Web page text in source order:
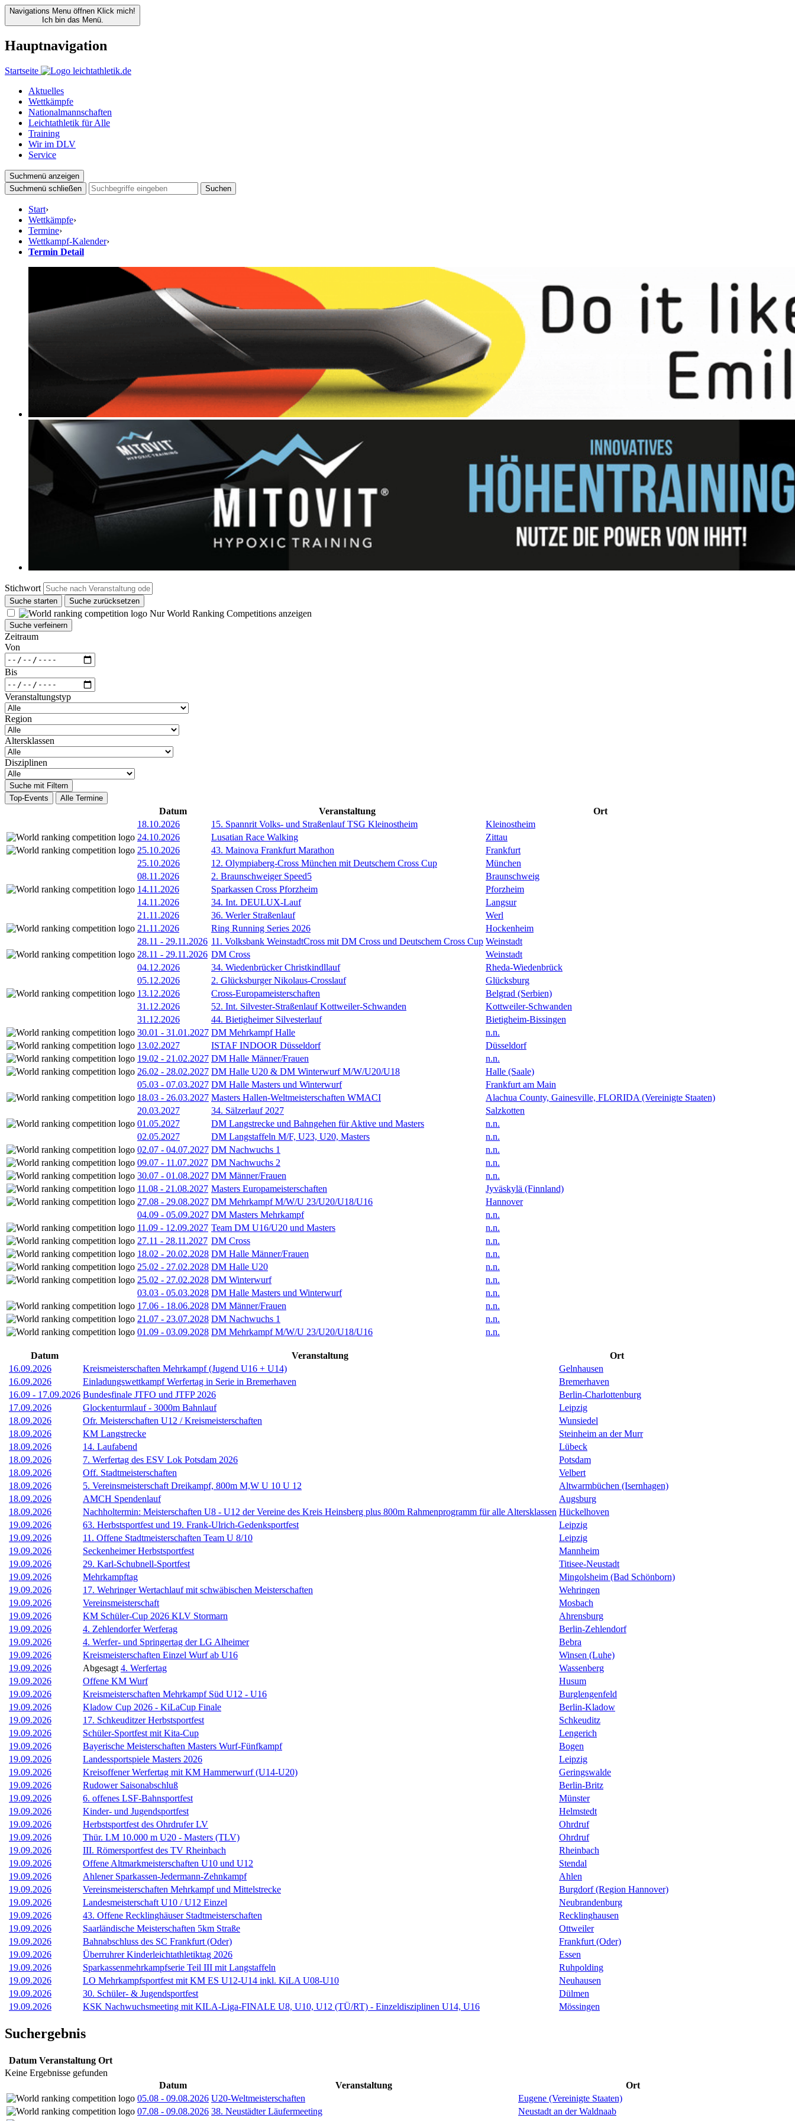
Navigations Menu öffnen Klick mich!
Ich bin das Menü.
Hauptnavigation
Startseite
Aktuelles
Wettkämpfe
Nationalmannschaften
Leichtathletik für Alle
Training
Wir im DLV
Service
Suchmenü anzeigen
Suchmenü schließen
Suchen
Start›
Wettkämpfe›
Termine›
Wettkampf-Kalender›
Termin Detail
Stichwort
Suche starten Suche zurücksetzen
Nur World Ranking Competitions anzeigen
Suche verfeinern
Zeitraum
Von
Bis
Veranstaltungstyp
Region
Altersklassen
Disziplinen
Suche mit Filtern
Top-Events
Alle Termine
Datum Veranstaltung
Ort
18.10.2026
15. Spannrit Volks- und Straßenlauf TSG Kleinostheim
Kleinostheim
24.10.2026
Lusatian Race Walking
Zittau
25.10.2026
43. Mainova Frankfurt Marathon
Frankfurt
25.10.2026
12. Olympiaberg-Cross München mit Deutschem Cross Cup
München
08.11.2026
2. Braunschweiger Speed5
Braunschweig
14.11.2026
Sparkassen Cross Pforzheim
Pforzheim
14.11.2026
34. Int. DEULUX-Lauf
Langsur
21.11.2026
36. Werler Straßenlauf
Werl
21.11.2026
Ring Running Series 2026
Hockenheim
28.11 - 29.11.2026 11. Volksbank WeinstadtCross mit DM Cross und Deutschem Cross Cup Weinstadt
28.11 - 29.11.2026 DM Cross
Weinstadt
04.12.2026
34. Wiedenbrücker Christkindllauf
Rheda-Wiedenbrück
05.12.2026
2. Glücksburger Nikolaus-Crosslauf
Glücksburg
13.12.2026
Cross-Europameisterschaften
Belgrad (Serbien)
31.12.2026
52. Int. Silvester-Straßenlauf Kottweiler-Schwanden
Kottweiler-Schwanden
31.12.2026
44. Bietigheimer Silvesterlauf
Bietigheim-Bissingen
30.01 - 31.01.2027 DM Mehrkampf Halle
n.n.
13.02.2027
ISTAF INDOOR Düsseldorf
Düsseldorf
19.02 - 21.02.2027 DM Halle Männer/Frauen
n.n.
26.02 - 28.02.2027 DM Halle U20 & DM Winterwurf M/W/U20/U18
Halle (Saale)
05.03 - 07.03.2027 DM Halle Masters und Winterwurf
Frankfurt am Main
18.03 - 26.03.2027 Masters Hallen-Weltmeisterschaften WMACI
Alachua County, Gainesville, FLORIDA (Vereinigte Staaten)
20.03.2027
34. Sälzerlauf 2027
Salzkotten
01.05.2027
DM Langstrecke und Bahngehen für Aktive und Masters
n.n.
02.05.2027
DM Langstaffeln M/F, U23, U20, Masters
n.n.
02.07 - 04.07.2027 DM Nachwuchs 1
n.n.
09.07 - 11.07.2027 DM Nachwuchs 2
n.n.
30.07 - 01.08.2027 DM Männer/Frauen
n.n.
11.08 - 21.08.2027 Masters Europameisterschaften
Jyväskylä (Finnland)
27.08 - 29.08.2027 DM Mehrkampf M/W/U 23/U20/U18/U16
Hannover
04.09 - 05.09.2027 DM Masters Mehrkampf
n.n.
11.09 - 12.09.2027 Team DM U16/U20 und Masters
n.n.
27.11 - 28.11.2027 DM Cross
n.n.
18.02 - 20.02.2028 DM Halle Männer/Frauen
n.n.
25.02 - 27.02.2028 DM Halle U20
n.n.
25.02 - 27.02.2028 DM Winterwurf
n.n.
03.03 - 05.03.2028 DM Halle Masters und Winterwurf
n.n.
17.06 - 18.06.2028 DM Männer/Frauen
n.n.
21.07 - 23.07.2028 DM Nachwuchs 1
n.n.
01.09 - 03.09.2028 DM Mehrkampf M/W/U 23/U20/U18/U16 n.n.
Datum Veranstaltung
Ort
16.09.2026
Kreismeisterschaften Mehrkampf (Jugend U16 + U14)
Gelnhausen
16.09.2026
Einladungswettkampf Werfertag in Serie in Bremerhaven
Bremerhaven
16.09 - 17.09.2026 Bundesfinale JTFO und JTFP 2026
Berlin-Charlottenburg
17.09.2026
Glockenturmlauf - 3000m Bahnlauf
Leipzig
18.09.2026
Ofr. Meisterschaften U12 / Kreismeisterschaften
Wunsiedel
18.09.2026
KM Langstrecke
Steinheim an der Murr
18.09.2026
14. Laufabend
Lübeck
18.09.2026
7. Werfertag des ESV Lok Potsdam 2026
Potsdam
18.09.2026
Off. Stadtmeisterschaften
Velbert
18.09.2026
5. Vereinsmeisterschaft Dreikampf, 800m M,W U 10 U 12
Altwarmbüchen (Isernhagen)
18.09.2026
AMCH Spendenlauf
Augsburg
18.09.2026
Nachholtermin: Meisterschaften U8 - U12 der Vereine des Kreis Heinsberg plus 800m Rahmenprogramm für alle Altersklassen Hückelhoven
19.09.2026
63. Herbstsportfest und 19. Frank-Ulrich-Gedenksportfest
Leipzig
19.09.2026
11. Offene Stadtmeisterschaften Team U 8/10
Leipzig
19.09.2026
Seckenheimer Herbstsportfest
Mannheim
19.09.2026
29. Karl-Schubnell-Sportfest
Titisee-Neustadt
19.09.2026
Mehrkampftag
Mingolsheim (Bad Schönborn)
19.09.2026
17. Wehringer Wertachlauf mit schwäbischen Meisterschaften
Wehringen
19.09.2026
Vereinsmeisterschaft
Mosbach
19.09.2026
KM Schüler-Cup 2026 KLV Stormarn
Ahrensburg
19.09.2026
4. Zehlendorfer Werferag
Berlin-Zehlendorf
19.09.2026
4. Werfer- und Springertag der LG Alheimer
Bebra
19.09.2026
Kreismeisterschaften Einzel Wurf ab U16
Winsen (Luhe)
19.09.2026
Abgesagt 4. Werfertag
Wassenberg
19.09.2026
Offene KM Wurf
Husum
19.09.2026
Kreismeisterschaften Mehrkampf Süd U12 - U16
Burglengenfeld
19.09.2026
Kladow Cup 2026 - KiLaCup Finale
Berlin-Kladow
19.09.2026
17. Schkeuditzer Herbstsportfest
Schkeuditz
19.09.2026
Schüler-Sportfest mit Kita-Cup
Lengerich
19.09.2026
Bayerische Meisterschaften Masters Wurf-Fünfkampf
Bogen
19.09.2026
Landessportspiele Masters 2026
Leipzig
19.09.2026
Kreisoffener Werfertag mit KM Hammerwurf (U14-U20)
Geringswalde
19.09.2026
Rudower Saisonabschluß
Berlin-Britz
19.09.2026
6. offenes LSF-Bahnsportfest
Münster
19.09.2026
Kinder- und Jugendsportfest
Helmstedt
19.09.2026
Herbstsportfest des Ohrdrufer LV
Ohrdruf
19.09.2026
Thür. LM 10.000 m U20 - Masters (TLV)
Ohrdruf
19.09.2026
III. Römersportfest des TV Rheinbach
Rheinbach
19.09.2026
Offene Altmarkmeisterschaften U10 und U12
Stendal
19.09.2026
Ahlener Sparkassen-Jedermann-Zehnkampf
Ahlen
19.09.2026
Vereinsmeisterschaften Mehrkampf und Mittelstrecke
Burgdorf (Region Hannover)
19.09.2026
Landesmeisterschaft U10 / U12 Einzel
Neubrandenburg
19.09.2026
43. Offene Recklinghäuser Stadtmeisterschaften
Recklinghausen
19.09.2026
Saarländische Meisterschaften 5km Straße
Ottweiler
19.09.2026
Bahnabschluss des SC Frankfurt (Oder)
Frankfurt (Oder)
19.09.2026
Überruhrer Kinderleichtathletiktag 2026
Essen
19.09.2026
Sparkassenmehrkampfserie Teil III mit Langstaffeln
Ruhpolding
19.09.2026
LO Mehrkampfsportfest mit KM ES U12-U14 inkl. KiLA U08-U10
Neuhausen
19.09.2026
30. Schüler- & Jugendsportfest
Dülmen
19.09.2026
KSK Nachwuchsmeeting mit KILA-Liga-FINALE U8, U10, U12 (TÜ/RT) - Einzeldisziplinen U14, U16 Mössingen
Suchergebnis
Datum Veranstaltung Ort
Keine Ergebnisse gefunden
Datum
Veranstaltung
Ort
05.08 - 09.08.2026 U20-Weltmeisterschaften
Eugene (Vereinigte Staaten)
07.08 - 09.08.2026 38. Neustädter Läufermeeting
Neustadt an der Waldnaab